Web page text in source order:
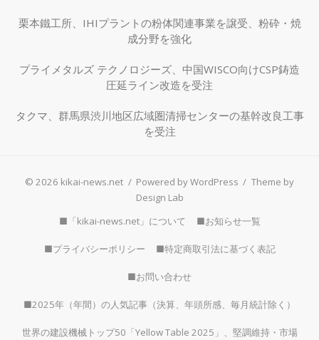
栗本鐵工所、IHIプラントの粉体関連事業を譲受、粉砕・焼
成分野を強化
プライメタルズ テクノロジーズ、中国WISCO向けCSP鋳造
圧延ライン改造を受注
タクマ、群馬県渋川地区広域圏清掃センターの基幹改良工事
を受注
© 2026 kikai-news.net / Powered by WordPress / Theme by
Design Lab
■「kikai-news.net」について
■お知らせ一覧
■プライバシーポリシー ■特定商取引法に基づく表記
■お問い合わせ
■2025年（年間）の人気記事（決算、年頭所感、毎月統計除く）
世界の建設機械トップ50「Yellow Table 2025」、堅調維持・市場